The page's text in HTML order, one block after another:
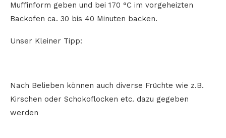
Muffinform geben und bei 170 °C im vorgeheizten
Backofen ca. 30 bis 40 Minuten backen.
Unser Kleiner Tipp:
Nach Belieben können auch diverse Früchte wie z.B.
Kirschen oder Schokoflocken etc. dazu gegeben
werden